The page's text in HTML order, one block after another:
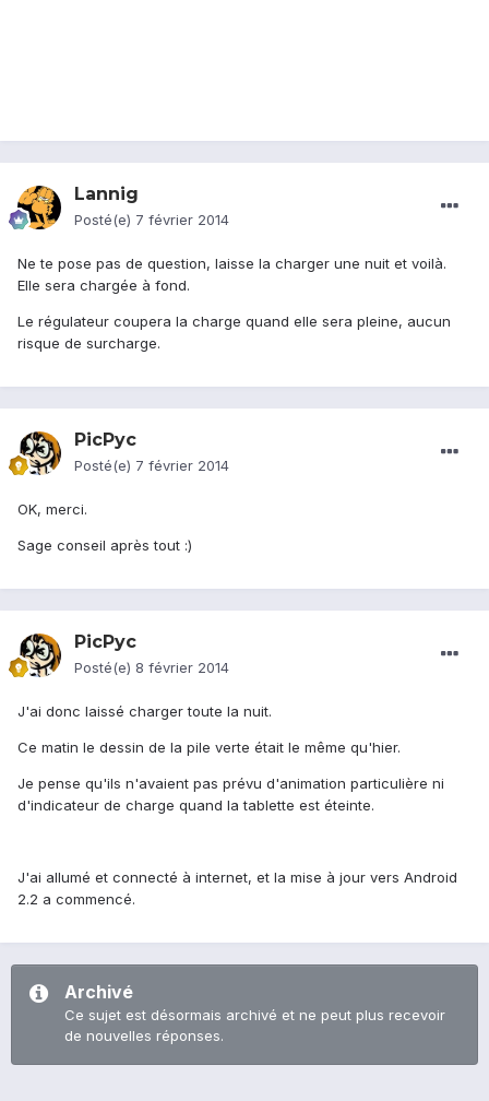
Lannig
Posté(e) 7 février 2014
Ne te pose pas de question, laisse la charger une nuit et voilà.
Elle sera chargée à fond.
Le régulateur coupera la charge quand elle sera pleine, aucun
risque de surcharge.
PicPyc
Posté(e) 7 février 2014
OK, merci.
Sage conseil après tout :)
PicPyc
Posté(e) 8 février 2014
J'ai donc laissé charger toute la nuit.
Ce matin le dessin de la pile verte était le même qu'hier.
Je pense qu'ils n'avaient pas prévu d'animation particulière ni
d'indicateur de charge quand la tablette est éteinte.
J'ai allumé et connecté à internet, et la mise à jour vers Android
2.2 a commencé.
Archivé
Ce sujet est désormais archivé et ne peut plus recevoir
de nouvelles réponses.